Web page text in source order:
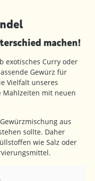
machen!
exotisches Curry oder
Gewürz für
Vielfalt unseres
Mahlzeiten mit neuen
aus
sollte. Daher
wie Salz oder